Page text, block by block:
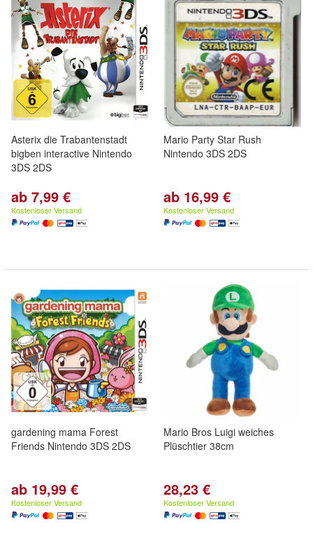
Asterix die Trabantenstadt
bigben interactive Nintendo
3DS 2DS
ab 7,99 €
Kostenloser Versand
Mario Party Star Rush
Nintendo 3DS 2DS
ab 16,99 €
Kostenloser Versand
gardening mama Forest
Friends Nintendo 3DS 2DS
ab 19,99 €
Kostenloser Versand
Mario Bros Luigi weiches
Plüschtier 38cm
28,23 €
Kostenloser Versand